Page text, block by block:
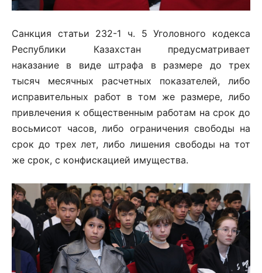
Санкция статьи 232-1 ч. 5 Уголовного кодекса
Республики Казахстан предусматривает
наказание в виде штрафа в размере до трех
тысяч месячных расчетных показателей, либо
исправительных работ в том же размере, либо
привлечения к общественным работам на срок до
восьмисот часов, либо ограничения свободы на
срок до трех лет, либо лишения свободы на тот
же срок, с конфискацией имущества.